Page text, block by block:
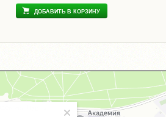
ДОБАВИТЬ В КОРЗИНУ